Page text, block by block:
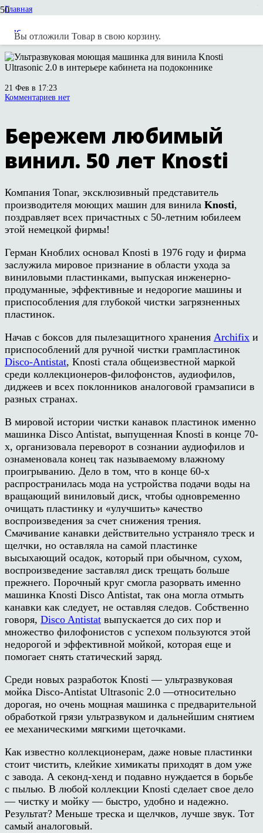
Вы отложили Товар в свою корзину.
Главная
Новости вендоров
Бережем любимый винил. 50 лет Knosti
21 Фев в 17:23
Комментариев нет
Бережем любимый
винил. 50 лет Knosti
Компания Tonar, эксклюзивный представитель
производителя моющих машин для винила Knosti,
поздравляет всех причастных с 50-летним юбилеем
этой немецкой фирмы!
Герман Кноблих основал Knosti в 1976 году и фирма
заслужила мировое признание в области ухода за
виниловыми пластинками, выпуская инженерно-
продуманные, эффективные и недорогие машины и
приспособления для глубокой чистки загрязненных
пластинок.
Начав с боксов для пылезащитного хранения Archifix и
приспособлений для ручной чистки грампластинок
Disco-Antistat, Knosti стала общеизвестной маркой
среди коллекционеров-филофонстов, аудиофилов,
диджеев и всех поклонников аналоговой грамзаписи в
разных странах.
В мировой истории чистки канавок пластинок именно
машинка Disco Antistat, выпущенная Knosti в конце 70-
х, организовала переворот в сознании аудиофилов и
ознаменовала конец так называемому влажному
проигрыванию. Дело в том, что в конце 60-х
распространилась мода на устройства подачи воды на
вращающий виниловый диск, чтобы одновременно
очищать пластинку и «улучшить» качество
воспроизведения за счет снижения трения.
Смачивание канавки действительно устраняло треск и
щелчки, но оставляла на самой пластинке
высыхающий осадок, который при обычном, сухом,
воспроизведение заставлял диск трещать больше
прежнего. Порочный круг смогла разорвать именно
машинка Knosti Disco Antistat, так она могла отмыть
канавки как следует, не оставляя следов. Собственно
говоря, Disco Antistat выпускается до сих пор и
множество филофонистов с успехом пользуются этой
недорогой и эффективной мойкой, которая еще и
помогает снять статический заряд.
Среди новых разработок Knosti — ультразвуковая
мойка Disco-Antistat Ultrasonic 2.0 —относительно
дорогая, но очень мощная машинка с предварительной
обработкой грязи ультразвуком и дальнейшим снятием
ее механическими мягкими щеточками.
Как известно коллекционерам, даже новые пластинки
стоит чистить, клейкие химикаты приходят в дом уже
с завода. А секонд-хенд и подавно нуждается в борьбе
с пылью. В любой коллекции Knosti сделает свое дело
— чистку и мойку — быстро, удобно и надежно.
Результат? Меньше треска и щелчков, лучше звук. Тот
самый аналоговый.